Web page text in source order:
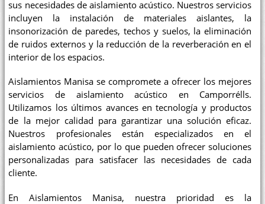
sus necesidades de aislamiento acústico. Nuestros servicios
incluyen la instalación de materiales aislantes, la
insonorización de paredes, techos y suelos, la eliminación
de ruidos externos y la reducción de la reverberación en el
interior de los espacios.
Aislamientos Manisa se compromete a ofrecer los mejores
servicios de aislamiento acústico en Camporrélls.
Utilizamos los últimos avances en tecnología y productos
de la mejor calidad para garantizar una solución eficaz.
Nuestros profesionales están especializados en el
aislamiento acústico, por lo que pueden ofrecer soluciones
personalizadas para satisfacer las necesidades de cada
cliente.
En Aislamientos Manisa, nuestra prioridad es la